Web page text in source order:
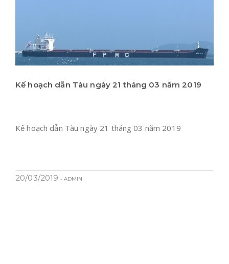
Kế hoạch dẫn Tàu ngày 21 tháng 03 năm 2019
Kế hoạch dẫn Tàu ngày 21 tháng 03 năm 2019
20/03/2019 - ADMIN